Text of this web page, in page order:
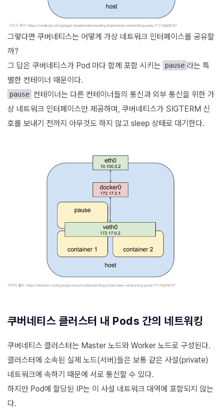
그렇다면 쿠버네티스는 어떻게 가상 네트워크 인터페이스를 공유할
까?
그 답은 쿠버네티스가 Pod 마다 함께 포함 시키는
pause 라는 특
별한 컨테이너 때문이다.
pause 컨테이너는 다른 컨테이너들의 통신과 외부 통신을 위한 가
상 네트워크 인터페이스만 제공하며, 쿠버네티스가 SIGTERM 신
호를 보내기 전까지 아무것도 하지 않고 sleep 상태로 대기한다.
쿠버네티스 클러스터 내 Pods 간의 네트워킹
쿠버네티스 클러스터는 Master 노드와 Worker 노드로 구성된다.
클러스터에 소속된 실제 노드(서버)들은 보통 같은 사설(private)
네트워크에 속하기 때문에 서로 통신할 수 있다.
하지만 Pod에 할당된 IP는 이 사설 네트워크 대역에 포함되지 않는
다.